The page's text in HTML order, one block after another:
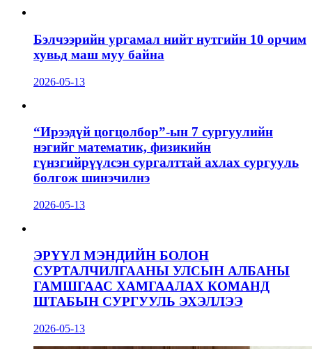
Бэлчээрийн ургамал нийт нутгийн 10 орчим
хувьд маш муу байна
2026-05-13
“Ирээдүй цогцолбор”-ын 7 сургуулийн
нэгийг математик, физикийн
гүнзгийрүүлсэн сургалттай ахлах сургууль
болгож шинэчилнэ
2026-05-13
ЭРҮҮЛ МЭНДИЙН БОЛОН
СУРТАЛЧИЛГААНЫ УЛСЫН АЛБАНЫ
ГАМШГААС ХАМГААЛАХ КОМАНД
ШТАБЫН СУРГУУЛЬ ЭХЭЛЛЭЭ
2026-05-13